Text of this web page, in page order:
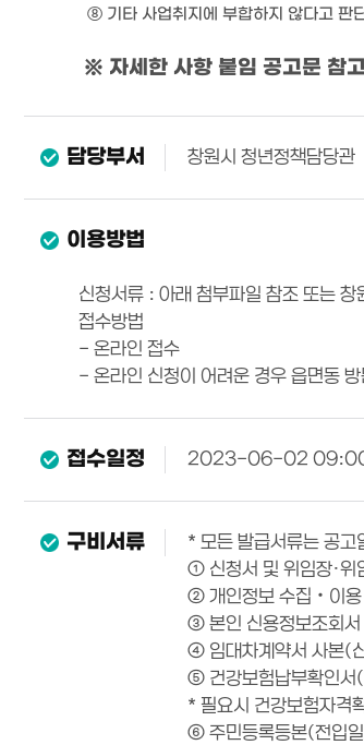
⑧ 기타 사업취지에 부합하지 않다고 판
※ 자세한 사항 붙임 공고문 참고
담당부서 창원시 청년정책담당관
이용방법
신청서류 : 아래 첨부파일 참조 또는
접수방법
- 온라인 접수
- 온라인 신청이 어려운 경우 읍면동
접수일정 2023-06-02
구비서류
* 모든 발급서류는 공고
① 신청서 및 위임장·위
② 개인정보 수집‧이
③ 본인 신용정보조회서
④ 임대차계약서 사본(
⑤ 건강보험납부확인서
* 필요시 건강보험자격
⑥ 주민등록등본(전입